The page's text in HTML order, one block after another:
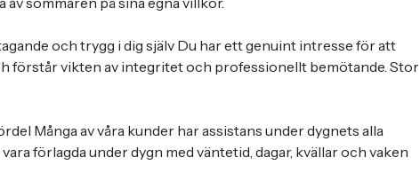
och trygg i dig själv Du har ett genuint intresse för att
förstår vikten av integritet och professionellt bemötande. Stor
Många av våra kunder har assistans under dygnets alla
förlagda under dygn med väntetid, dagar, kvällar och vaken